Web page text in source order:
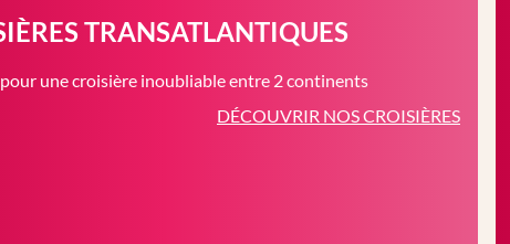
TRANSATLANTIQUES
une croisière inoubliable entre 2 continents
DÉCOUVRIR NOS CROISIÈRES